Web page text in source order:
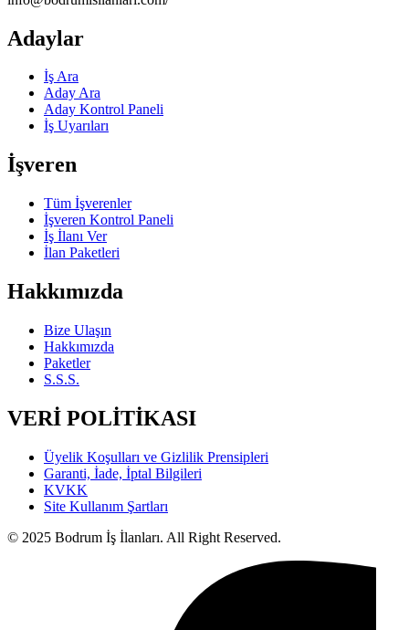
Adaylar
İş Ara
Aday Ara
Aday Kontrol Paneli
İş Uyarıları
İşveren
Tüm İşverenler
İşveren Kontrol Paneli
İş İlanı Ver
İlan Paketleri
Hakkımızda
Bize Ulaşın
Hakkımızda
Paketler
S.S.S.
VERİ POLİTİKASI
Üyelik Koşulları ve Gizlilik Prensipleri
Garanti, İade, İptal Bilgileri
KVKK
Site Kullanım Şartları
© 2025 Bodrum İş İlanları. All Right Reserved.